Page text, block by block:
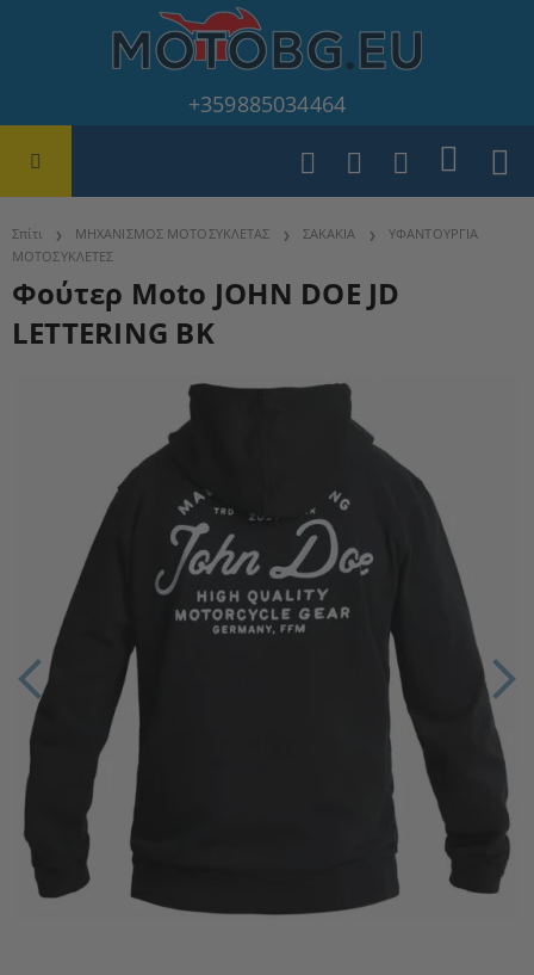
+359885034464
Σπίτι ΜΗΧΑΝΙΣΜΟΣ ΜΟΤΟΣΥΚΛΕΤΑΣ ΣΑΚΑΚΙΑ
ΥΦΑΝΤΟΥΡΓΙΑ
ΜΟΤΟΣΥΚΛΕΤΕΣ
Φούτερ Moto JOHN DOE JD
LETTERING BK